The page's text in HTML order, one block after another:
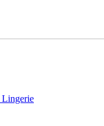
Lingerie